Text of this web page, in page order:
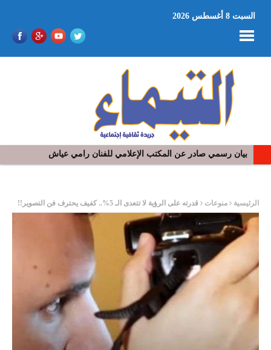
السبت 8 أغسطس 2026
بيان رسمي صادر عن المكتب الإعلامي للفنان رامي عياش
الرئيسية منوعات قدرته على الرؤية لا تتعدى الـ 5%.. كفيف يحترف فن التصوير!!